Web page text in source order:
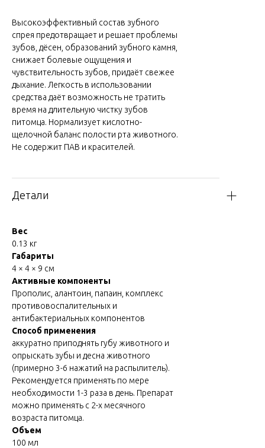
Высокоэффективный состав зубного
спрея предотвращает и решает проблемы
зубов, дёсен, образований зубного камня,
снижает болевые ощущения и
чувствительность зубов, придаёт свежее
дыхание. Легкость в использовании
средства даёт возможность не тратить
время на длительную чистку зубов
питомца. Нормализует кислотно-
щелочной баланс полости рта животного.
Не содержит ПАВ и красителей.
Детали
Вес
0.13 кг
Габариты
4 × 4 × 9 см
Активные компоненты
Прополис, алантоин, папаин, комплекс
противовоспалительных и
антибактериальных компонентов
Способ применения
аккуратно приподнять губу животного и
опрыскать зубы и десна животного
(примерно 3-6 нажатий на распылитель).
Рекомендуется применять по мере
необходимости 1-3 раза в день. Препарат
можно применять с 2-х месячного
возраста питомца.
Объем
100 мл